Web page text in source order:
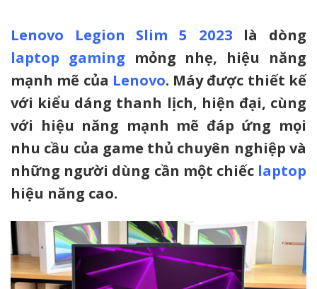
Lenovo Legion Slim 5 2023 là dòng
laptop gaming mỏng nhẹ, hiệu năng
mạnh mẽ của Lenovo. Máy được thiết kế
với kiểu dáng thanh lịch, hiện đại, cùng
với hiệu năng mạnh mẽ đáp ứng mọi
nhu cầu của game thủ chuyên nghiệp và
những người dùng cần một chiếc laptop
hiệu năng cao.